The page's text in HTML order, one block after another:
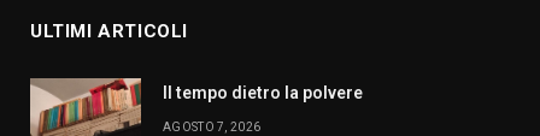
ULTIMI ARTICOLI
Il tempo dietro la polvere
AGOSTO 7, 2026